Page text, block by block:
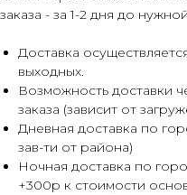
заказа - за 1-2 дня до
Доставка
выходных.
Возможность доставки
заказа (зависит от
Дневная доставка по
зав-ти от района)
Ночная доставка по
+300р к стоимости